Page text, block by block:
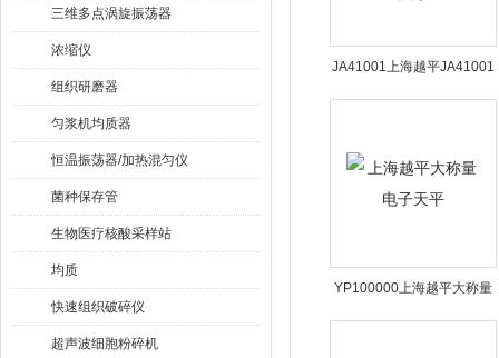
三维多点涡旋振荡器
浓缩仪
组织研磨器
匀浆机均质器
恒温振荡器/加热混匀仪
菌种保存管
生物医疗核酸采样站
均质
快速组织破碎仪
超声波细胞粉碎机
JA41001上海越平JA41001
电子精密天平
YP100000上海越平大称量
电子天平